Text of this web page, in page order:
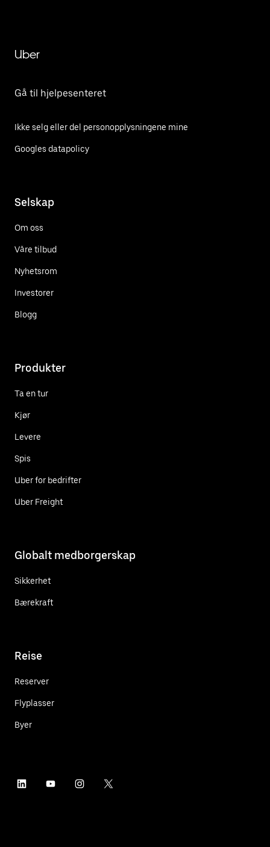
Uber
Gå til hjelpesenteret
Ikke selg eller del personopplysningene mine
Googles datapolicy
Selskap
Om oss
Våre tilbud
Nyhetsrom
Investorer
Blogg
Produkter
Ta en tur
Kjør
Levere
Spis
Uber for bedrifter
Uber Freight
Globalt medborgerskap
Sikkerhet
Bærekraft
Reise
Reserver
Flyplasser
Byer